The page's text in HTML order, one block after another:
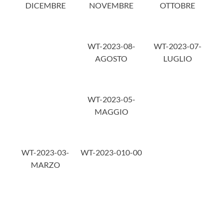
DICEMBRE
NOVEMBRE
OTTOBRE
WT-2023-08-
AGOSTO
WT-2023-07-
LUGLIO
WT-2023-05-
MAGGIO
WT-2023-03-
MARZO
WT-2023-010-00